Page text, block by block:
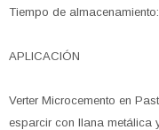
Tiempo de almacenamiento:
APLICACIÓN
Verter Microcemento en
esparcir con llana metálica